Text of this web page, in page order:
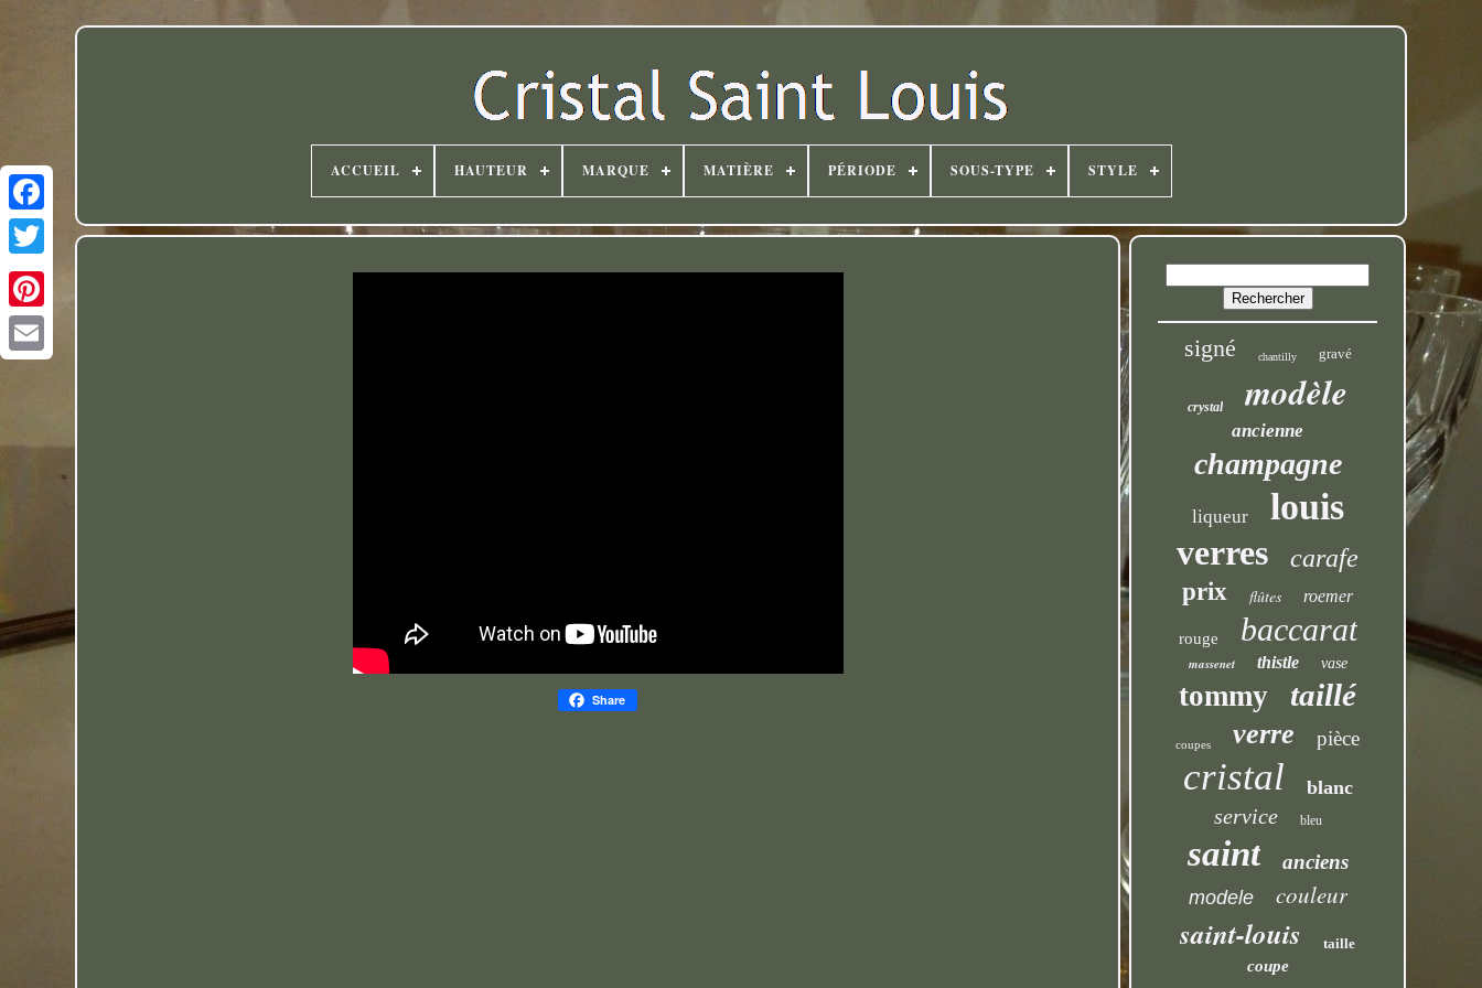
Twitter
ACCUEIL HAUTEUR MARQUE MATIÈRE PÉRIODE SOUS-TYPE STYLE
Share
signé chantilly gravé
crystal modèle
ancienne
champagne
liqueur louis
verres carafe
prix flûtes roemer
rouge baccarat
massenet thistle vase
tommy taillé
coupes verre pièce
cristal blanc
service bleu
saint anciens
modele couleur
saint-louis taille
coupe